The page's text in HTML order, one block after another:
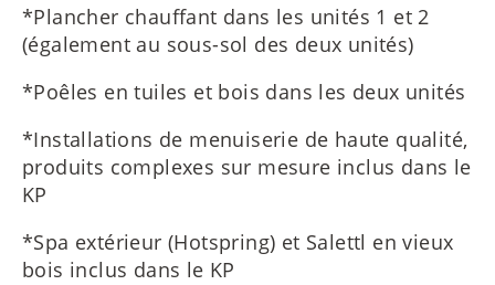
*Plancher chauffant dans les unités 1 et 2
(également au sous-sol des deux unités)
*Poêles en tuiles et bois dans les deux unités
*Installations de menuiserie de haute qualité,
produits complexes sur mesure inclus dans le
KP
*Spa extérieur (Hotspring) et Salettl en vieux
bois inclus dans le KP